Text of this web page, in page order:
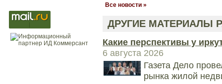
Все новости »
ДРУГИЕ МАТЕРИАЛЫ
Какие перспективы у
6 августа 2026
Газета Дело
рынка жилой